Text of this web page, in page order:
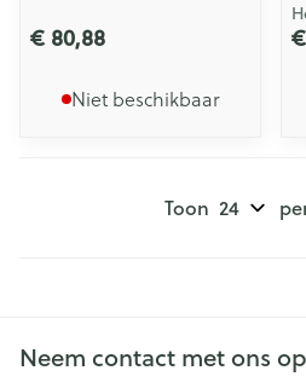
€ 80,88
Niet beschikbaar
Toon
Neem contact met ons op